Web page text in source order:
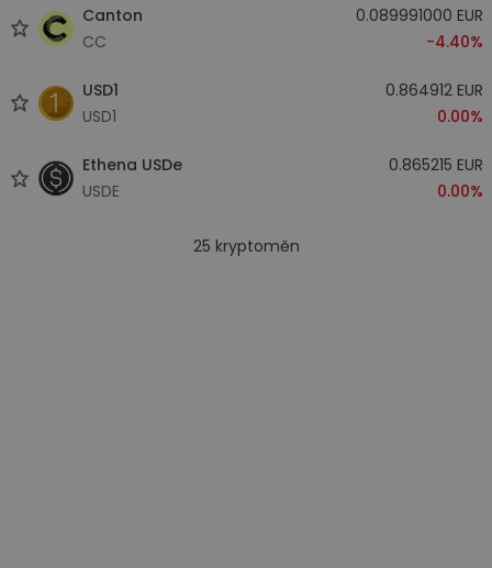
Canton
CC
0.089991000 EUR
-4.40%
USD1
USD1
0.864912 EUR
0.00%
Ethena USDe
USDE
0.865215 EUR
0.00%
25 kryptoměn